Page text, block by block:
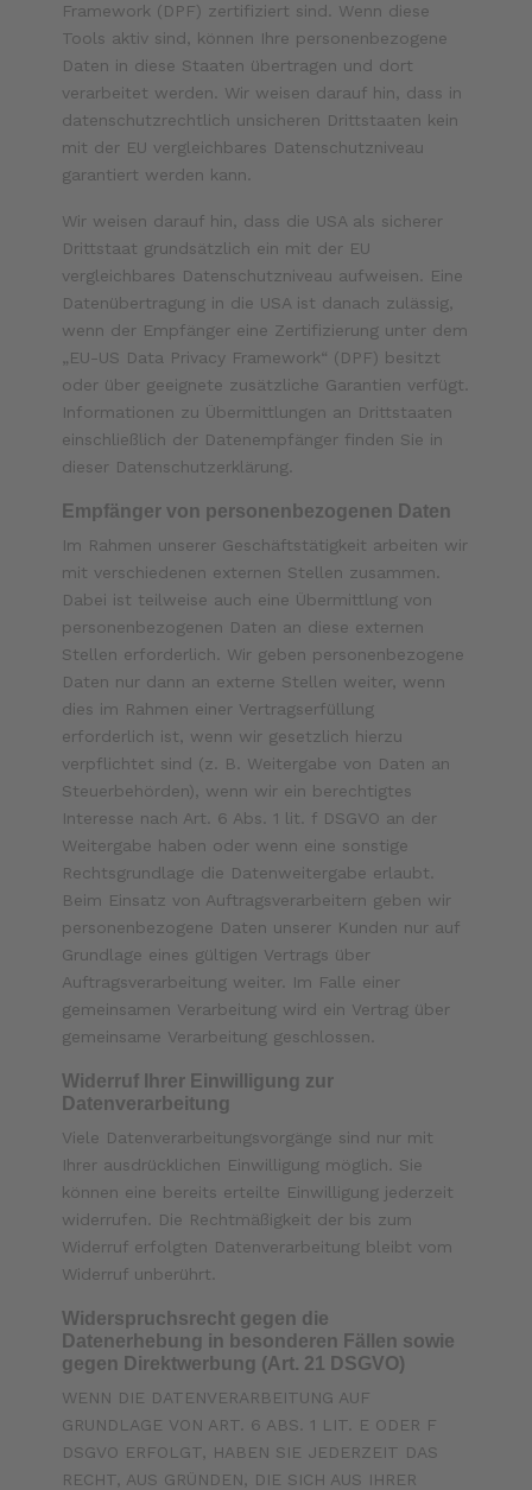
Framework (DPF) zertifiziert sind. Wenn diese
Tools aktiv sind, können Ihre personenbezogene
Daten in diese Staaten übertragen und dort
verarbeitet werden. Wir weisen darauf hin, dass in
datenschutzrechtlich unsicheren Drittstaaten kein
mit der EU vergleichbares Datenschutzniveau
garantiert werden kann.
Wir weisen darauf hin, dass die USA als sicherer
Drittstaat grundsätzlich ein mit der EU
vergleichbares Datenschutzniveau aufweisen. Eine
Datenübertragung in die USA ist danach zulässig,
wenn der Empfänger eine Zertifizierung unter dem
„EU-US Data Privacy Framework“ (DPF) besitzt
oder über geeignete zusätzliche Garantien verfügt.
Informationen zu Übermittlungen an Drittstaaten
einschließlich der Datenempfänger finden Sie in
dieser Datenschutzerklärung.
Empfänger von personenbezogenen Daten
Im Rahmen unserer Geschäftstätigkeit arbeiten wir
mit verschiedenen externen Stellen zusammen.
Dabei ist teilweise auch eine Übermittlung von
personenbezogenen Daten an diese externen
Stellen erforderlich. Wir geben personenbezogene
Daten nur dann an externe Stellen weiter, wenn
dies im Rahmen einer Vertragserfüllung
erforderlich ist, wenn wir gesetzlich hierzu
verpflichtet sind (z. B. Weitergabe von Daten an
Steuerbehörden), wenn wir ein berechtigtes
Interesse nach Art. 6 Abs. 1 lit. f DSGVO an der
Weitergabe haben oder wenn eine sonstige
Rechtsgrundlage die Datenweitergabe erlaubt.
Beim Einsatz von Auftragsverarbeitern geben wir
personenbezogene Daten unserer Kunden nur auf
Grundlage eines gültigen Vertrags über
Auftragsverarbeitung weiter. Im Falle einer
gemeinsamen Verarbeitung wird ein Vertrag über
gemeinsame Verarbeitung geschlossen.
Widerruf Ihrer Einwilligung zur
Datenverarbeitung
Viele Datenverarbeitungsvorgänge sind nur mit
Ihrer ausdrücklichen Einwilligung möglich. Sie
können eine bereits erteilte Einwilligung jederzeit
widerrufen. Die Rechtmäßigkeit der bis zum
Widerruf erfolgten Datenverarbeitung bleibt vom
Widerruf unberührt.
Widerspruchsrecht gegen die
Datenerhebung in besonderen Fällen sowie
gegen Direktwerbung (Art. 21 DSGVO)
WENN DIE DATENVERARBEITUNG AUF
GRUNDLAGE VON ART. 6 ABS. 1 LIT. E ODER F
DSGVO ERFOLGT, HABEN SIE JEDERZEIT DAS
RECHT, AUS GRÜNDEN, DIE SICH AUS IHRER